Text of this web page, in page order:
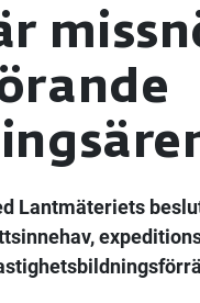
Lantmäteriets